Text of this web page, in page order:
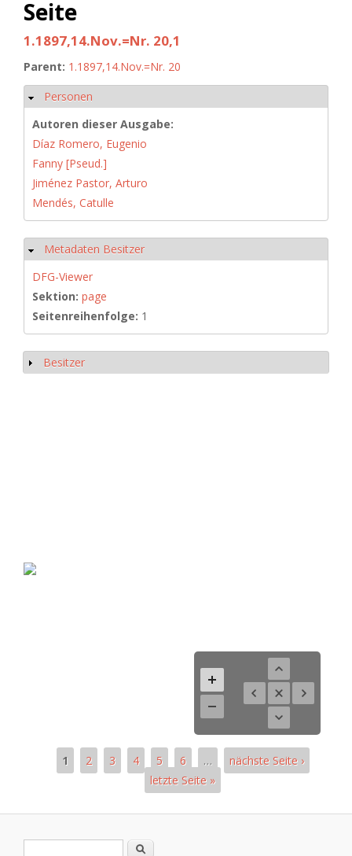
Seite
1.1897,14.Nov.=Nr. 20,1
Parent: 1.1897,14.Nov.=Nr. 20
Hide
Personen
Autoren dieser Ausgabe:
Díaz Romero, Eugenio
Fanny [Pseud.]
Jiménez Pastor, Arturo
Mendés, Catulle
Hide
Metadaten Besitzer
DFG-Viewer
Sektion: page
Seitenreihenfolge: 1
Show
Besitzer
1 2 3 4 5 6 …
nächste Seite ›
letzte Seite »
Search